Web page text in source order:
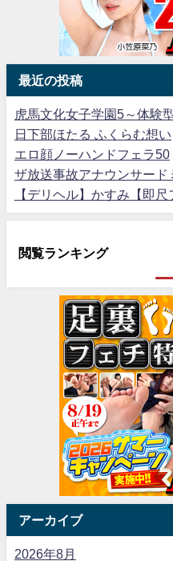
最近の投稿
虎馬文化女子学園5～体験
日下部ほたる ふくらむ想い
エロ顔ノーハンドフェラ50
ザ放送事故アナウンサード
【デリヘル】かすみ【即尺
閲覧ランキング
アーカイブ
2026年8月